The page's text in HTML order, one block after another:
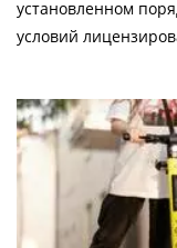
установленном
условий